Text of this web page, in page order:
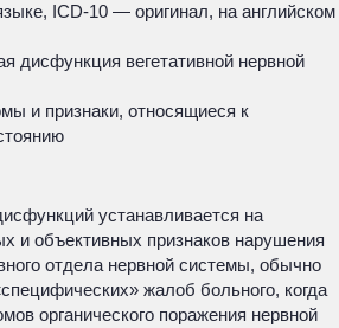
ICD-10 — оригинал, на английском
дисфункция вегетативной нервной
и признаки, относящиеся к
устанавливается на
и объективных признаков нарушения
отдела нервной системы, обычно
жалоб больного, когда
органического поражения нервной